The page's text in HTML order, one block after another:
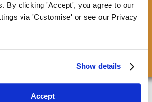
By clicking 'Accept', you agree to our
via 'Customise' or see our Privacy
Show details
Accept
l'articolo completo
Richiesta Veloce